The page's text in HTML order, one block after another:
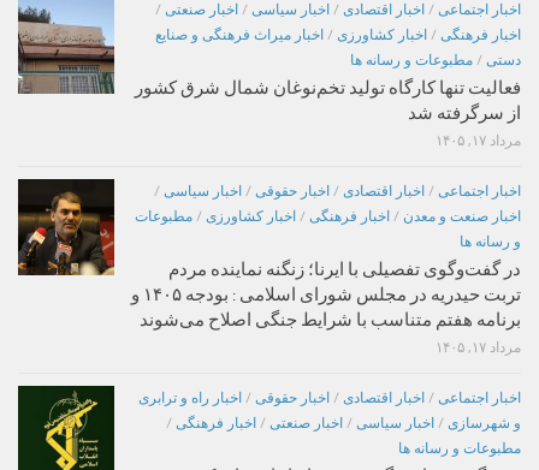
اخبار اجتماعی / اخبار اقتصادی / اخبار سیاسی / اخبار صنعتی /
اخبار فرهنگی / اخبار کشاورزی / اخبار میراث فرهنگی و صنایع
دستی / مطبوعات و رسانه ها
فعالیت تنها کارگاه تولید تخم‌نوغان شمال شرق کشور
از سرگرفته شد
مرداد ۱۷, ۱۴۰۵
اخبار اجتماعی / اخبار اقتصادی / اخبار حقوقی / اخبار سیاسی /
اخبار صنعت و معدن / اخبار فرهنگی / اخبار کشاورزی / مطبوعات
و رسانه ها
در گفت‌وگوی تفصیلی با ایرنا؛ زنگنه نماینده مردم
تربت حیدریه در مجلس شورای اسلامی : بودجه ۱۴۰۵ و
برنامه هفتم متناسب با شرایط جنگی اصلاح می‌شوند
مرداد ۱۷, ۱۴۰۵
اخبار اجتماعی / اخبار اقتصادی / اخبار حقوقی / اخبار راه و ترابری
و شهرسازی / اخبار سیاسی / اخبار صنعتی / اخبار فرهنگی /
مطبوعات و رسانه ها